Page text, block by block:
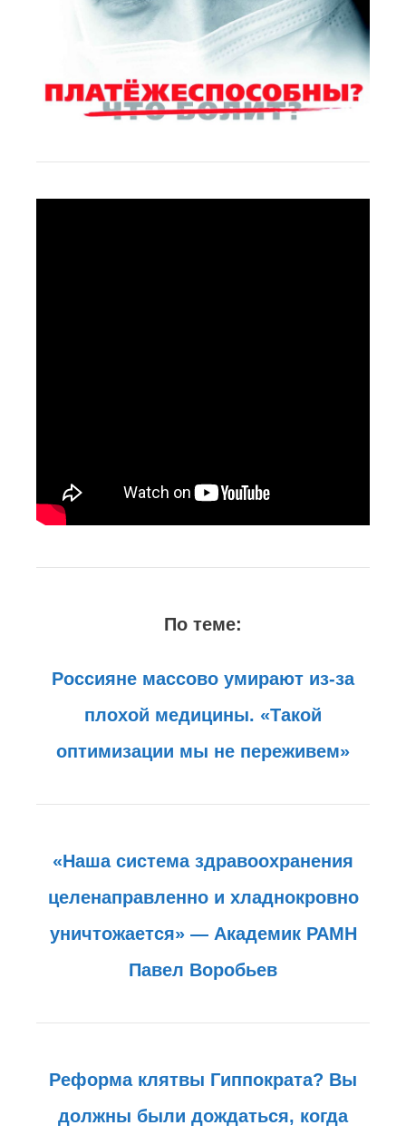
По теме:
Россияне массово умирают из-за
плохой медицины. «Такой
оптимизации мы не переживем»
«Наша система здравоохранения
целенаправленно и хладнокровно
уничтожается» — Академик РАМН
Павел Воробьев
Реформа клятвы Гиппократа? Вы
должны были дождаться, когда